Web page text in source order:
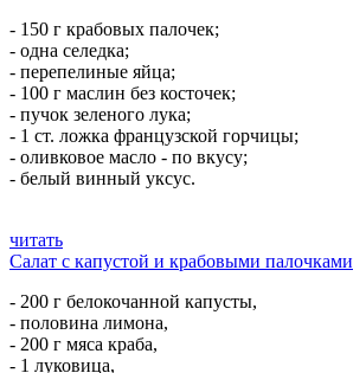
- 150 г крабовых палочек;
- одна селедка;
- перепелиные яйца;
- 100 г маслин без косточек;
- пучок зеленого лука;
- 1 ст. ложка французской горчицы;
- оливковое масло - по вкусу;
- белый винный уксус.
читать
Салат с капустой и крабовыми палочками
- 200 г белокочанной капусты,
- половина лимона,
- 200 г мяса краба,
- 1 луковица,